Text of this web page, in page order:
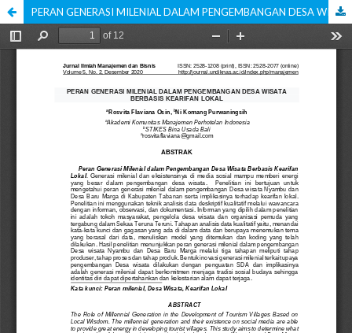
PERAN GENERASI MILENIAL DALAM PENGEMBANGAN DESA WISATA BERBASIS KEARIFAN LOKAL